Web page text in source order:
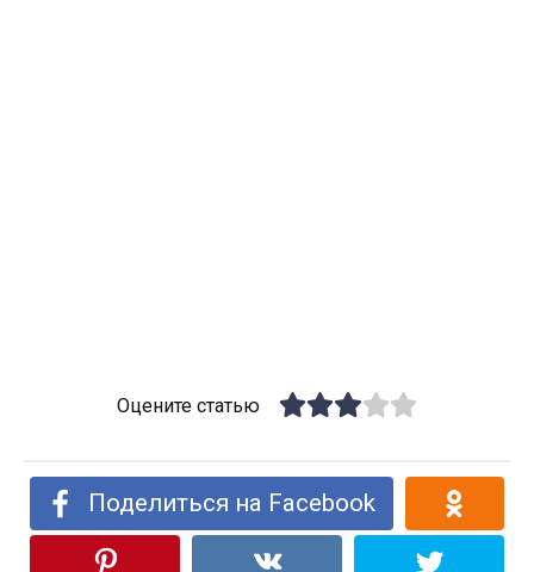
Оцените статью
Поделиться на Facebook